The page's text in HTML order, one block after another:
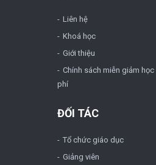
Liên hệ
Khoá học
Giới thiệu
Chính sách miễn giảm học
phí
ĐỐI TÁC
Tổ chức giáo dục
Giảng viên